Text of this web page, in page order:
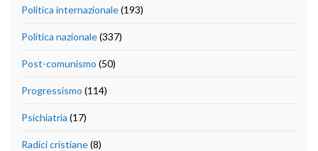
Politica internazionale(193)
Politica nazionale(337)
Post-comunismo (50)
Progressismo (114)
Psichiatria (17)
Radici cristiane(8)